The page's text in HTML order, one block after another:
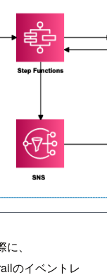
、
のイベントレ